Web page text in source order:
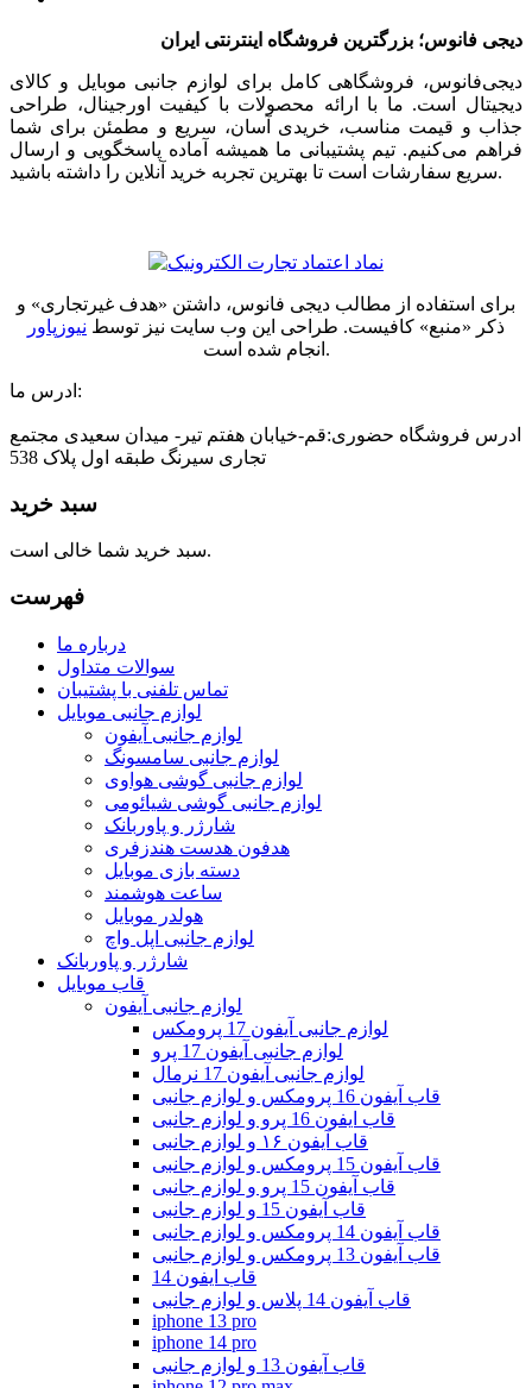
دیجی فانوس؛ بزرگترین فروشگاه اینترنتی ایران
دیجی‌فانوس، فروشگاهی کامل برای لوازم جانبی موبایل و کالای
دیجیتال است. ما با ارائه محصولات با کیفیت اورجینال، طراحی
جذاب و قیمت مناسب، خریدی آسان، سریع و مطمئن برای شما
فراهم می‌کنیم. تیم پشتیبانی ما همیشه آماده پاسخگویی و ارسال
سریع سفارشات است تا بهترین تجربه خرید آنلاین را داشته باشید.
برای استفاده از مطالب دیجی فانوس، داشتن «هدف غیرتجاری» و
ذکر «منبع» کافیست. طراحی این وب سایت نیز توسط نیوزپاور
انجام شده است.
ادرس ما:
ادرس فروشگاه حضوری:قم-خیابان هفتم تیر- میدان سعیدی مجتمع
تجاری سیرنگ طبقه اول پلاک 538
سبد خرید
سبد خرید شما خالی است.
فهرست
درباره ما
سوالات متداول
تماس تلفنی با پشتیبان
لوازم جانبی موبایل
لوازم جانبی آیفون
لوازم جانبی سامسونگ
لوازم جانبی گوشی هواوی
لوازم جانبی گوشی شیائومی
شارژر و پاوربانک
هدفون هدست هندزفری
دسته بازی موبایل
ساعت هوشمند
هولدر موبایل
لوازم جانبی اپل واچ
شارژر و پاوربانک
قاب موبایل
لوازم جانبی آیفون
لوازم جانبی آیفون 17 پرومکس
لوازم جانبی آیفون 17 پرو
لوازم جانبی آیفون 17 نرمال
قاب آیفون 16 پرومکس و لوازم جانبی
قاب ایفون 16 پرو و لوازم جانبی
قاب آیفون ۱۶ و لوازم جانبی
قاب آیفون 15 پرومکس و لوازم جانبی
قاب آیفون 15 پرو و لوازم جانبی
قاب آیفون 15 و لوازم جانبی
قاب آیفون 14 پرومکس و لوازم جانبی
قاب آیفون 13 پرومکس و لوازم جانبی
قاب ایفون 14
قاب آیفون 14 پلاس و لوازم جانبی
iphone 13 pro
iphone 14 pro
قاب آیفون 13 و لوازم جانبی